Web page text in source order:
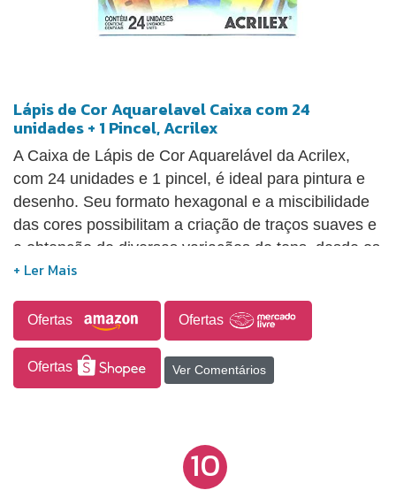
Lápis de Cor Aquarelavel Caixa com 24
unidades + 1 Pincel, Acrilex
A Caixa de Lápis de Cor Aquarelável da Acrilex,
com 24 unidades e 1 pincel, é ideal para pintura e
desenho. Seu formato hexagonal e a miscibilidade
das cores possibilitam a criação de traços suaves e
a obtenção de diversas variações de tons, desde os
mais claros até os mais escuros.
Ofertas Ofertas
Ofertas Ver Comentários
10